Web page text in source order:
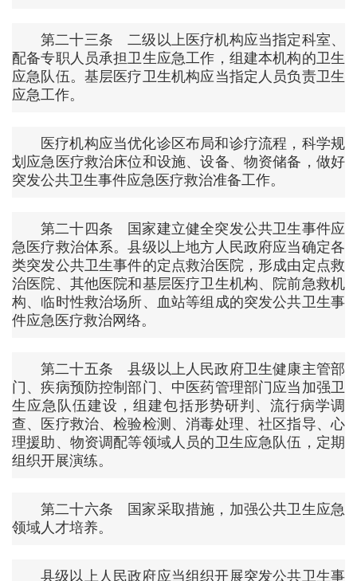
第二十三条 二级以上医疗机构应当指定科室、
配备专职人员承担卫生应急工作，组建本机构的卫生
应急队伍。基层医疗卫生机构应当指定人员负责卫生
应急工作。
医疗机构应当优化诊区布局和诊疗流程，科学规
划应急医疗救治床位和设施、设备、物资储备，做好
突发公共卫生事件应急医疗救治准备工作。
第二十四条 国家建立健全突发公共卫生事件应
急医疗救治体系。县级以上地方人民政府应当确定各
类突发公共卫生事件的定点救治医院，形成由定点救
治医院、其他医院和基层医疗卫生机构、院前急救机
构、临时性救治场所、血站等组成的突发公共卫生事
件应急医疗救治网络。
第二十五条 县级以上人民政府卫生健康主管部
门、疾病预防控制部门、中医药管理部门应当加强卫
生应急队伍建设，组建包括形势研判、流行病学调
查、医疗救治、检验检测、消毒处理、社区指导、心
理援助、物资调配等领域人员的卫生应急队伍，定期
组织开展演练。
第二十六条 国家采取措施，加强公共卫生应急
领域人才培养。
县级以上人民政府应当组织开展突发公共卫生事